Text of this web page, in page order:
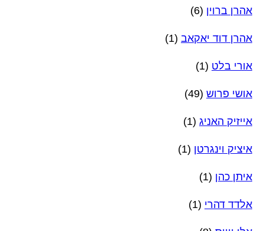
אהרן ברוין (6)
אהרן דוד יאקאב (1)
אורי בלט (1)
אושי פרוש (49)
אייזיק האניג (1)
איציק וינגרטן (1)
איתן כהן (1)
אלדד דהרי (1)